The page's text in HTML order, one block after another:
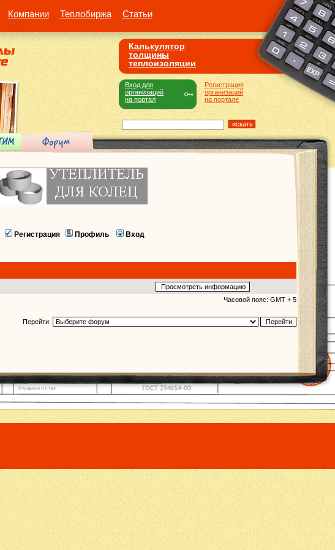
Компании Теплобиржа Статьи
Калькулятор
толщины
теплоизоляции
Регистрация
организаций
на портале
Вход для
организаций
на портал
Регистрация Профиль Вход
Часовой пояс: GMT + 5
Перейти: